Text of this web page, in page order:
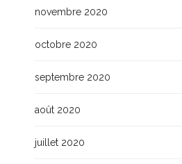
novembre 2020
octobre 2020
septembre 2020
août 2020
juillet 2020